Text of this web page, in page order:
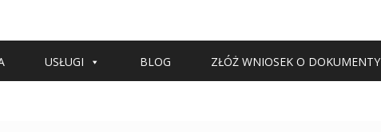
USŁUGI BLOG ZŁÓŻ WNIOSEK O DOKUMENTY